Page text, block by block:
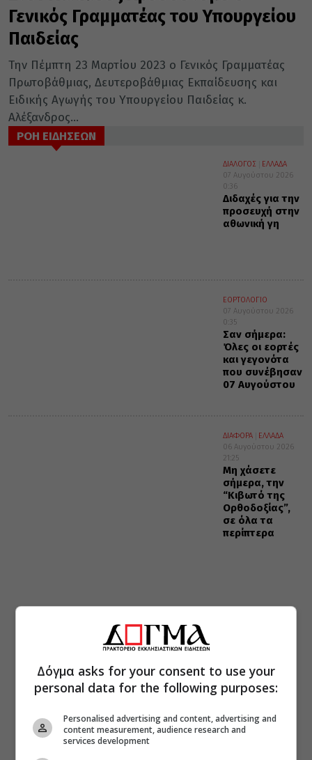
Γενικός Γραμματέας του Υπουργείου
Παιδείας
Την Πέμπτη 23 Μαρτίου 2023 ο Γενικός Γραμματέας
Πρωτοβάθμιας, Δευτεροβάθμιας Εκπαίδευσης και
Ειδικής Αγωγής του Υπουργείου Παιδείας κ.
Αλέξανδρος...
ΡΟΗ ΕΙΔΗΣΕΩΝ
ΔΙΑΛΟΓΟΣ
ΕΛΛΑΔΑ
07 Αυγούστου 2026
0:36
Διδαχές για την
προσευχή στην
αθωνική γη
ΕΟΡΤΟΛΟΓΙΟ
07 Αυγούστου 2026
0:35
Σαν σήμερα:
Όλες οι εορτές
και γεγονότα
που συνέβησαν
07 Αυγούστου
ΔΙΑΦΟΡΑ
ΕΛΛΑΔΑ
06 Αυγούστου 2026
21:25
Μη χάσετε
σήμερα, την
“Κιβωτό της
Ορθοδοξίας”,
σε όλα τα
περίπτερα
Δόγμα asks for your consent to use your
personal data for the following purposes:
Personalised advertising and content, advertising and
content measurement, audience research and
services development